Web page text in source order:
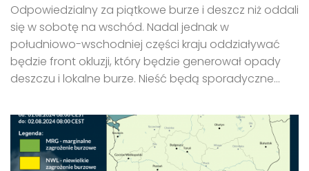
Odpowiedzialny za piątkowe burze i deszcz niż oddali
się w sobotę na wschód. Nadal jednak w
południowo-wschodniej części kraju oddziaływać
będzie front okluzji, który będzie generował opady
deszczu i lokalne burze. Nieść będą sporadyczne...